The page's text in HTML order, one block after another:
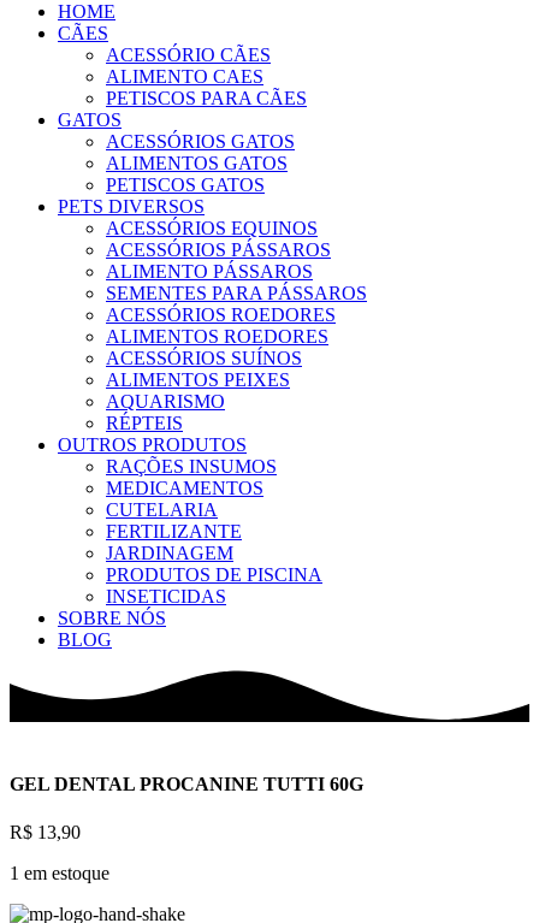
HOME
CÃES
ACESSÓRIO CÃES
ALIMENTO CAES
PETISCOS PARA CÃES
GATOS
ACESSÓRIOS GATOS
ALIMENTOS GATOS
PETISCOS GATOS
PETS DIVERSOS
ACESSÓRIOS EQUINOS
ACESSÓRIOS PÁSSAROS
ALIMENTO PÁSSAROS
SEMENTES PARA PÁSSAROS
ACESSÓRIOS ROEDORES
ALIMENTOS ROEDORES
ACESSÓRIOS SUÍNOS
ALIMENTOS PEIXES
AQUARISMO
RÉPTEIS
OUTROS PRODUTOS
RAÇÕES INSUMOS
MEDICAMENTOS
CUTELARIA
FERTILIZANTE
JARDINAGEM
PRODUTOS DE PISCINA
INSETICIDAS
SOBRE NÓS
BLOG
GEL DENTAL PROCANINE TUTTI 60G
R$ 13,90
1 em estoque